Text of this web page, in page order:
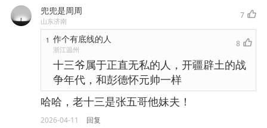
兜兜是周周
山东济南
7
1 作个有底线的人
浙江温州
8
十三爷属于正直无私的人，开疆辟土的战
争年代，和彭德怀元帅一样
哈哈，老十三是张五哥他妹夫！
2026-04-11 回复